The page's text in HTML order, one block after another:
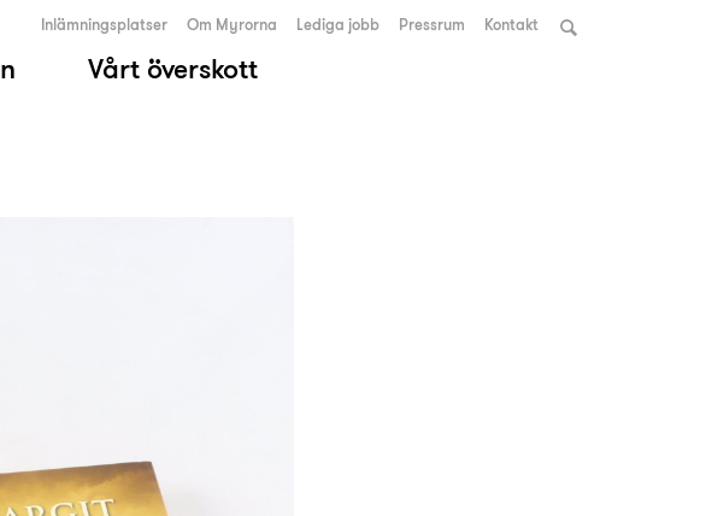
Vårt överskott
Inlämningsplatser Om Myrorna Lediga jobb Pressrum Kontakt